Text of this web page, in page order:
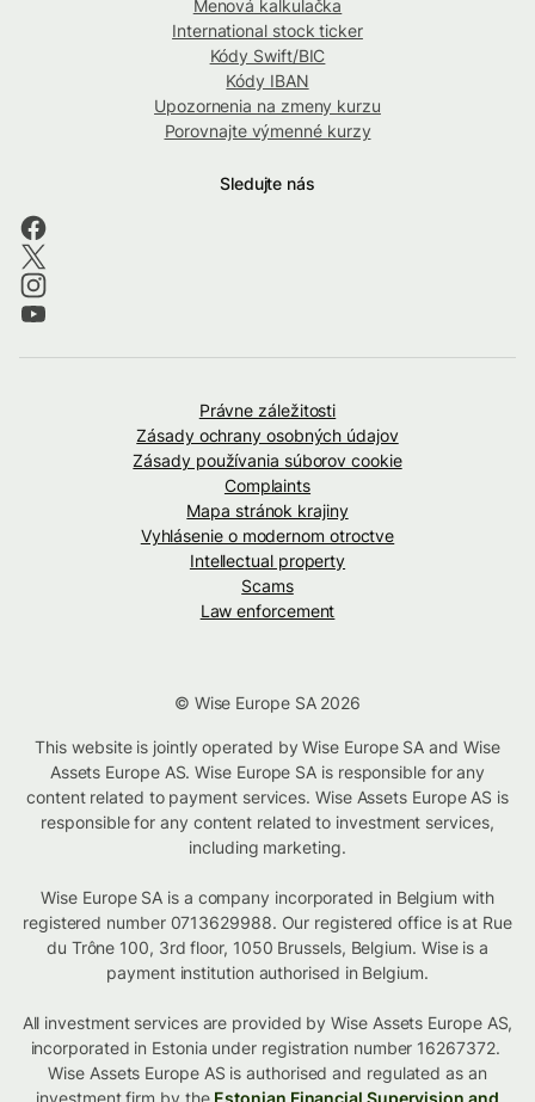
Menová kalkulačka
International stock ticker
Kódy Swift/BIC
Kódy IBAN
Upozornenia na zmeny kurzu
Porovnajte výmenné kurzy
Sledujte nás
Právne záležitosti
Zásady ochrany osobných údajov
Zásady používania súborov cookie
Complaints
Mapa stránok krajiny
Vyhlásenie o modernom otroctve
Intellectual property
Scams
Law enforcement
© Wise Europe SA 2026
This website is jointly operated by Wise Europe SA and Wise
Assets Europe AS. Wise Europe SA is responsible for any
content related to payment services. Wise Assets Europe AS is
responsible for any content related to investment services,
including marketing.
Wise Europe SA is a company incorporated in Belgium with
registered number 0713629988. Our registered office is at Rue
du Trône 100, 3rd floor, 1050 Brussels, Belgium. Wise is a
payment institution authorised in Belgium.
All investment services are provided by Wise Assets Europe AS,
incorporated in Estonia under registration number 16267372.
Wise Assets Europe AS is authorised and regulated as an
investment firm by the Estonian Financial Supervision and